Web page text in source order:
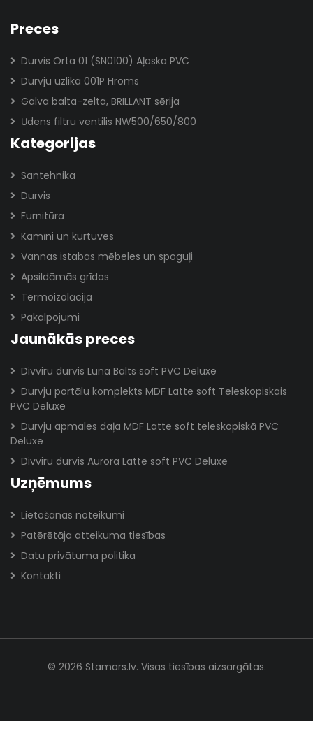
Preces
Durvis Orta 01 (SN0100) Aļaska PVC
Durvju uzlika 001P Hroms
Galva balta-zelta, BRILLANT sērija
Ūdens filtru ventilis NW500/650/800
Kategorijas
Santehnika
Durvis
Furnitūra
Kamīni un kurtuves
Vannas istabas mēbeles un spoguļi
Apsildāmās grīdas
Termoizolācija
Pakalpojumi
Jaunākās preces
Divviru durvis Luna Balts soft PVC Deluxe
Durvju portālu komplekts MDF Latte soft Teleskopiskais
PVC Deluxe
Durvju apmales daļa MDF Latte soft teleskopiskā PVC
Deluxe
Divviru durvis Aurora Latte soft PVC Deluxe
Uzņēmums
Lietošanas noteikumi
Patērētāja atteikuma tiesības
Datu privātuma politika
Kontakti
© 2026 Stamars.lv. Visas tiesības aizsargātas.